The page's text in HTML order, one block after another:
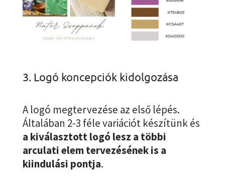
3. Logó koncepciók kidolgozása
A logó megtervezése az első lépés.
Általában 2-3 féle variációt készítünk és
a kiválasztott logó lesz a többi
arculati elem tervezésének is a
kiindulási pontja.